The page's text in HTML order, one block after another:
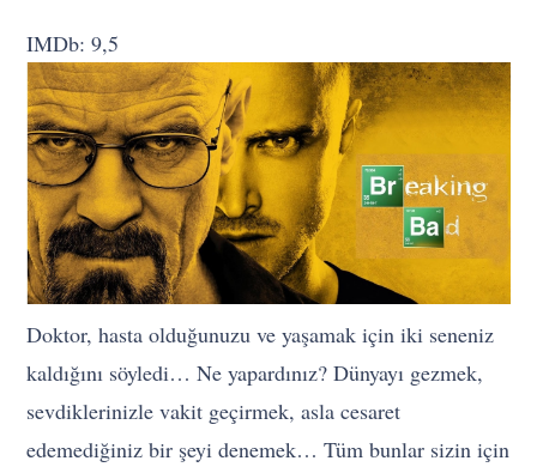
IMDb: 9,5
Doktor, hasta olduğunuzu ve yaşamak için iki seneniz
kaldığını söyledi… Ne yapardınız? Dünyayı gezmek,
sevdiklerinizle vakit geçirmek, asla cesaret
edemediğiniz bir şeyi denemek… Tüm bunlar sizin için